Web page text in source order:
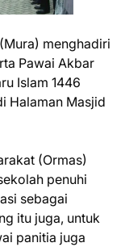
menghadiri
Pawai Akbar
Islam 1446
Halaman Masjid
(Ormas)
penuhi
sebagai
itu juga, untuk
panitia juga